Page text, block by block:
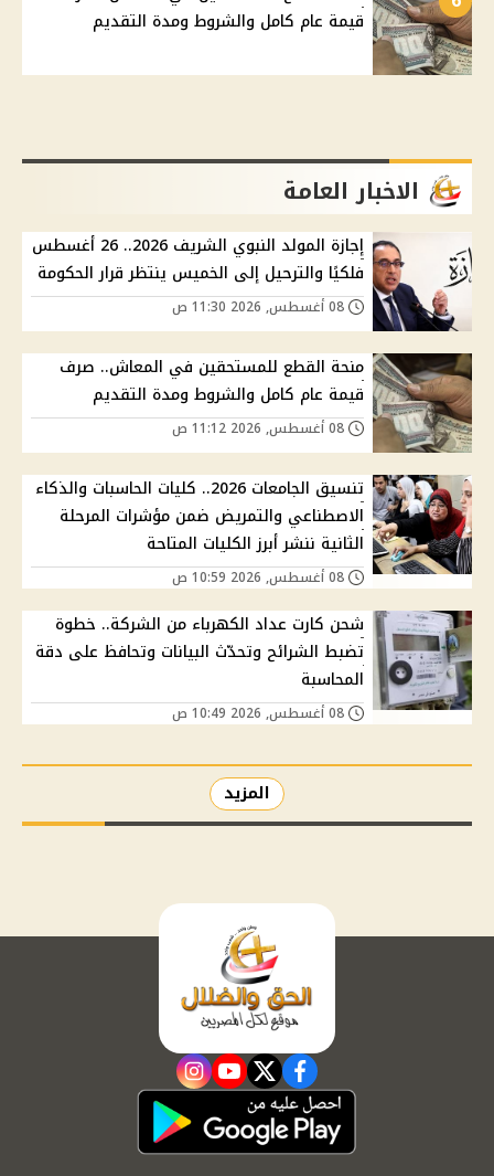
قيمة عام كامل والشروط ومدة التقديم
الاخبار العامة
إجازة المولد النبوي الشريف 2026.. 26 أغسطس
فلكيًا والترحيل إلى الخميس ينتظر قرار الحكومة
منحة القطع للمستحقين في المعاش.. صرف
قيمة عام كامل والشروط ومدة التقديم
تنسيق الجامعات 2026.. كليات الحاسبات والذكاء
الاصطناعي والتمريض ضمن مؤشرات المرحلة
الثانية ننشر أبرز الكليات المتاحة
شحن كارت عداد الكهرباء من الشركة.. خطوة
تضبط الشرائح وتحدّث البيانات وتحافظ على دقة
المحاسبة
المزيد
facebook
twitter
youtube
instagram